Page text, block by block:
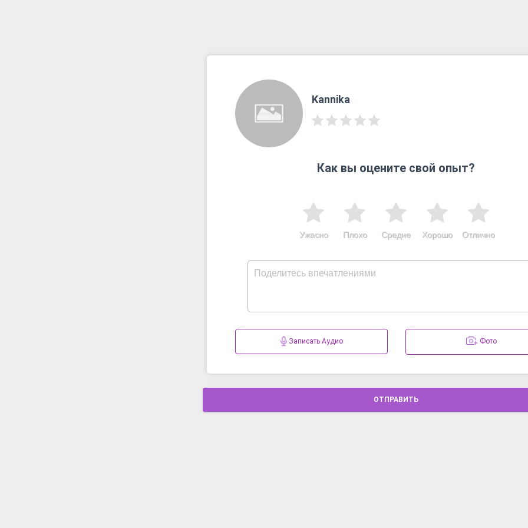
Kannika
Как вы оцените свой опыт?
Отлично
Хорошо
Средне
Плохо
Ужасно
Записать Аудио Фото
ОТПРАВИТЬ